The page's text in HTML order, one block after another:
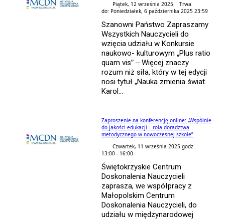
Piątek, 12 września 2025 Trwa
do: Poniedziałek, 6 października 2025 23:59
Szanowni Państwo Zapraszamy
Wszystkich Nauczycieli do
wzięcia udziału w Konkursie
naukowo- kulturowym „Plus ratio
quam vis” – Więcej znaczy
rozum niż siła, który w tej edycji
nosi tytuł „Nauka zmienia świat.
Karol...
Zaproszenie na konferencję online: „Wspólnie
do jakości edukacji – rola doradztwa
metodycznego w nowoczesnej szkole”
Czwartek, 11 września 2025 godz.
13:00 - 16:00
Świętokrzyskie Centrum
Doskonalenia Nauczycieli
zaprasza, we współpracy z
Małopolskim Centrum
Doskonalenia Nauczycieli, do
udziału w międzynarodowej